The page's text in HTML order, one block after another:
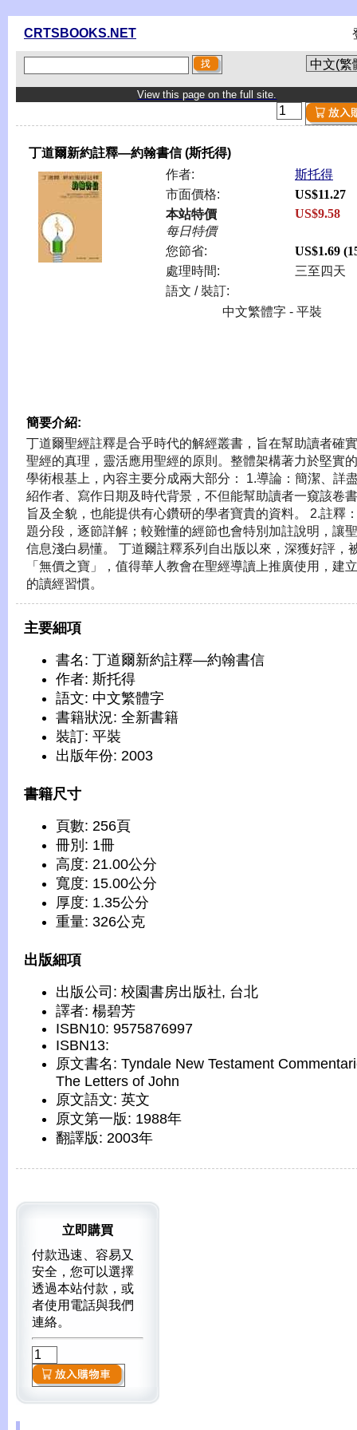
CRTSBOOKS.NET
View this page on the full site.
丁道爾新約註釋—約翰書信 (斯托得)
作者:
斯托得
市面價格:
US$11.27
本站特價
每日特價
US$9.58
您節省:
US$1.69
處理時間:
三至四天
語文 / 裝訂:
中文繁體字 - 平裝
簡要介紹:
丁道爾聖經註釋是合乎時代的解經叢書，旨在幫助讀者確
聖經的真理，靈活應用聖經的原則。整體架構著力於堅實
學術根基上，內容主要分成兩大部分： 1.導論：簡潔、詳
紹作者、寫作日期及時代背景，不但能幫助讀者一窺該卷
旨及全貌，也能提供有心鑽研的學者寶貴的資料。 2.註釋
題分段，逐節詳解；較難懂的經節也會特別加註說明，讓
信息淺白易懂。 丁道爾註釋系列自出版以來，深獲好評，
「無價之寶」，值得華人教會在聖經導讀上推廣使用，建
的讀經習慣。
主要細項
書名: 丁道爾新約註釋—約翰書信
作者: 斯托得
語文: 中文繁體字
書籍狀況: 全新書籍
裝訂: 平裝
出版年份: 2003
書籍尺寸
頁數: 256頁
冊別: 1冊
高度: 21.00公分
寬度: 15.00公分
厚度: 1.35公分
重量: 326公克
出版細項
出版公司: 校園書房出版社, 台北
譯者: 楊碧芳
ISBN10: 9575876997
ISBN13:
原文書名: Tyndale New Testament
The Letters of John
原文語文: 英文
原文第一版: 1988年
翻譯版: 2003年
立即購買
付款迅速、容易又
安全，您可以選擇
透過本站付款，或
者使用電話與我們
連絡。